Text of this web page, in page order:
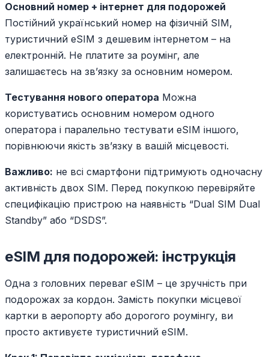
Основний номер + інтернет для подорожей
Постійний український номер на фізичній SIM,
туристичний eSIM з дешевим інтернетом – на
електронній. Не платите за роумінг, але
залишаєтесь на зв’язку за основним номером.
Тестування нового оператора Можна
користуватись основним номером одного
оператора і паралельно тестувати eSIM іншого,
порівнюючи якість зв’язку в вашій місцевості.
Важливо: не всі смартфони підтримують одночасну
активність двох SIM. Перед покупкою перевіряйте
специфікацію пристрою на наявність “Dual SIM Dual
Standby” або “DSDS”.
eSIM для подорожей: інструкція
Одна з головних переваг eSIM – це зручність при
подорожах за кордон. Замість покупки місцевої
картки в аеропорту або дорогого роумінгу, ви
просто активуєте туристичний eSIM.